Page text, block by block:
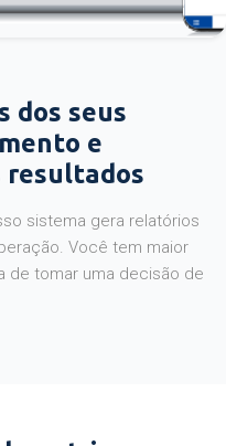
dos seus
e
resultados
sistema gera relatórios
Você tem maior
de tomar uma decisão de